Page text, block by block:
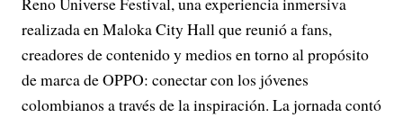
realizada en Maloka City Hall que reunió a fans,
creadores de contenido y medios en torno al propósito
de marca de OPPO: conectar con los jóvenes
colombianos a través de la inspiración. La jornada contó